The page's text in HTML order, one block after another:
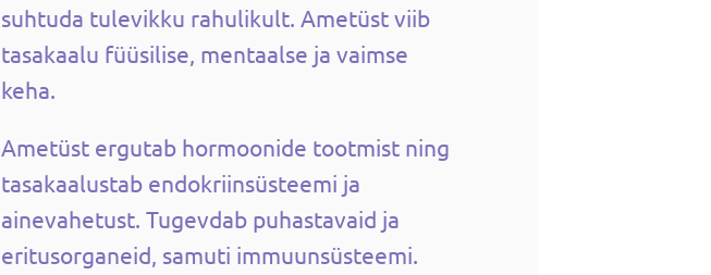
suhtuda tulevikku rahulikult. Ametüst viib
tasakaalu füüsilise, mentaalse ja vaimse
keha.
Ametüst ergutab hormoonide tootmist ning
tasakaalustab endokriinsüsteemi ja
ainevahetust. Tugevdab puhastavaid ja
eritusorganeid, samuti immuunsüsteemi.